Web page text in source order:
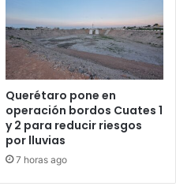
Querétaro pone en
operación bordos Cuates 1
y 2 para reducir riesgos
por lluvias
7 horas ago